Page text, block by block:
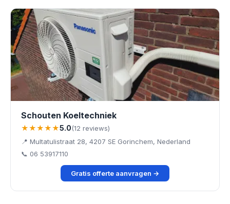
Schouten Koeltechniek
★★★★★5.0(12 reviews)
📍 Multatulistraat 28, 4207 SE Gorinchem, Nederland
📞 06 53917110
Gratis offerte aanvragen →